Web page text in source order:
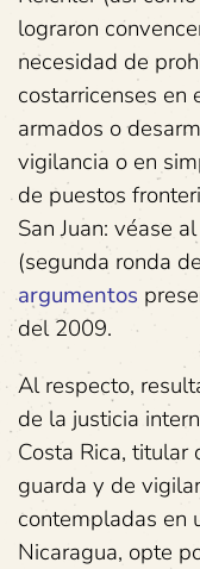
lograron
necesidad de
costarricenses en
armados o
vigilancia o en
de puestos
San Juan: véase
(segunda ronda
argumentos
del 2009.
Al respecto,
de la justicia
Costa Rica, titular
guarda y de
contempladas en
Nicaragua, opte